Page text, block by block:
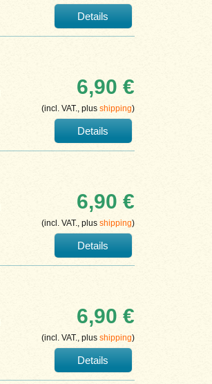
Details
6,90 €
(incl. VAT., plus shipping)
Details
6,90 €
(incl. VAT., plus shipping)
Details
6,90 €
(incl. VAT., plus shipping)
Details